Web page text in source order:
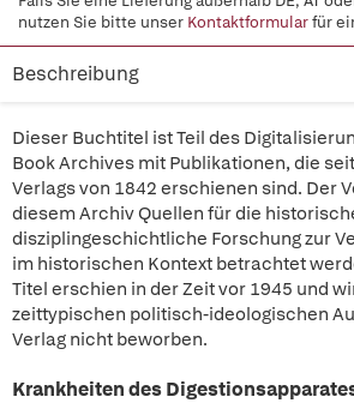
nutzen Sie bitte unser Kontaktformularfür
Beschreibung
Dieser Buchtitel ist Teil des
Book Archives mit Publikationen, die
Verlags von 1842 erschienen sind. Der
diesem Archiv Quellen für die
disziplingeschichtliche Forschung zur
im historischen Kontext betrachtet
Titel erschien in der Zeit vor 1945 und
zeittypischen politisch-ideologischen
Verlag nicht beworben.
Krankheiten des